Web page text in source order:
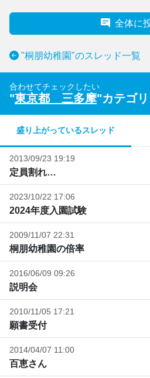
全体に
"桐朋幼稚園"のスレッド一覧
合わせてチェックしたい
"東京都 三多摩"カテゴ
盛り上がっているスレッド
2013/09/23 19:19
定員割れ…
2023/10/22 17:06
2024年度入園試験
2009/11/07 22:31
桐朋幼稚園の倍率
2016/06/09 09:26
説明会
2010/11/05 17:21
願書受付
2014/04/07 11:00
百恵さん